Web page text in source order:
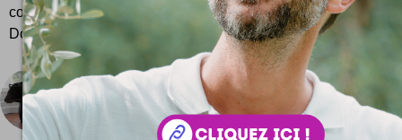
comprendront qu'il s'agit biensûr d'audience, de trafic, et
Do...
Étagère ours polaire
Un ours polaire sur l'étagère ? Pas exactement
simplement une petite étagère dont la forme